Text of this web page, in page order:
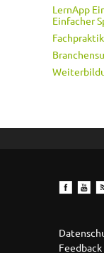
LernApp
Einfacher
Feedback